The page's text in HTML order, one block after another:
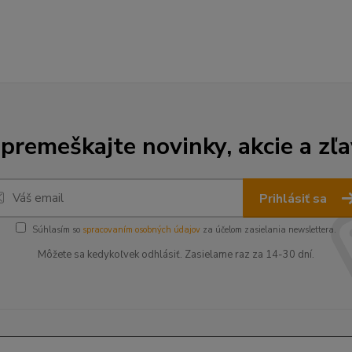
novinky, akcie a
Prihlásiť sa
Súhlasím so spracovaním osobných údajov za účelom zasielania newslettera.
Môžete sa kedykoľvek odhlásiť. Zasielame raz za 14-30 dní.